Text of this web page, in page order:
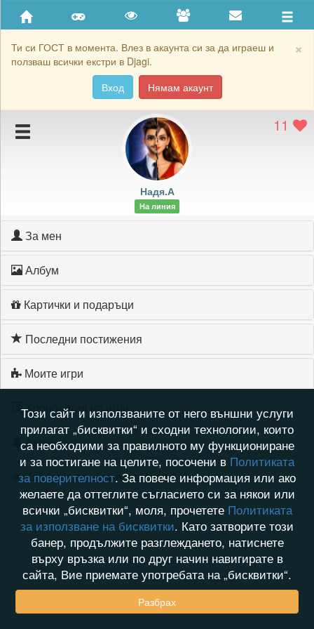
×
Ти си ГОСТ в момента. Влез в акаунта си за да играеш и
ползваш всички екстри в Djagi.
Вход
Нямам акаунт
Приятели
Хронология на игри
Подаръците на Надя.А
Картичките на Надя.А
11
Надя.А
На линия
За мен
Албум
Картички и подаръци
Последни постижения
Моите игри
Хронология на игри
Активност
Кой видя профила на Надя.А
Този сайт и използваните от него външни услуги
прилагат „бисквитки“ и сходни технологии, които
са необходими за правилното му функциониране
и за постигане на целите, посочени в Политиката
за поверителност. За повече информация или ако
желаете да оттеглите съгласието си за някои или
всички „бисквитки“, моля, прочетете Политиката
за използване на бисквитки. Като затворите този
банер, продължите разглеждането, натиснете
върху връзка или по друг начин навигирате в
сайта, Вие приемате употребата на „бисквитки“.
Разбрах